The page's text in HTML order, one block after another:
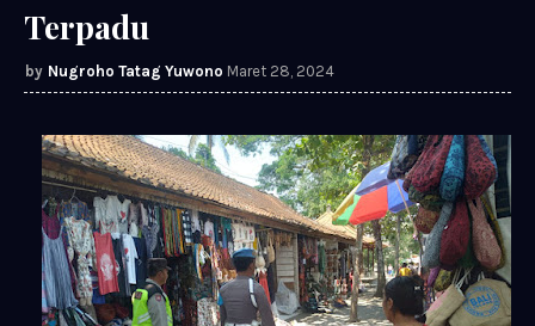
Terpadu
Nugroho Tatag Yuwono Maret 28, 2024